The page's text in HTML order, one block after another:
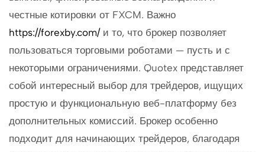
честные котировки от FXCM. Важно
https://forexby.com/и то, что брокер позволяет
пользоваться торговыми роботами — пусть и с
некоторыми ограничениями. Quotex представляет
собой интересный выбор для трейдеров, ищущих
простую и функциональную веб-платформу без
дополнительных комиссий. Брокер особенно
подходит для начинающих трейдеров, благодаря